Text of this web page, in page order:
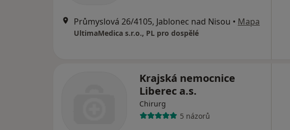
Průmyslová 26/4105, Jablonec nad Nisou • Mapa
UltimaMedica s.r.o., PL pro dospělé
Krajská nemocnice
Liberec a.s.
Chirurg
5 názorů